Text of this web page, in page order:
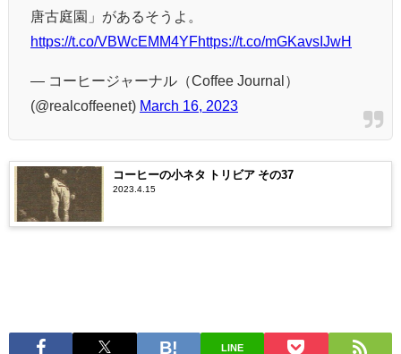
唐古庭園」があるそうよ。
https://t.co/VBWcEMM4YFhttps://t.co/mGKavsIJwH
— コーヒージャーナル（Coffee Journal）
(@realcoffeenet) March 16, 2023
コーヒーの小ネタ トリビア その37
2023.4.15
LINE